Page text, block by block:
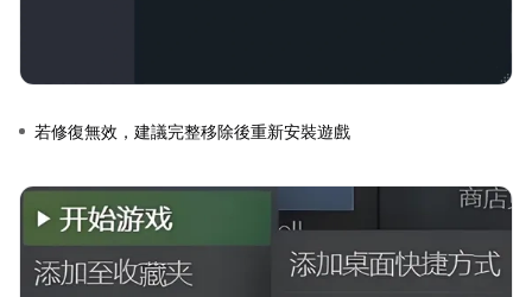
若修復無效，建議完整移除後重新安裝遊戲